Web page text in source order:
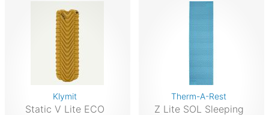
Klymit
Static V Lite ECO
Therm-A-Rest
Z Lite SOL Sleeping